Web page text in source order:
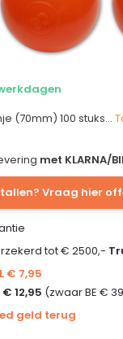
(70mm) 100 stuks...
met KLARNA/
Vraag hier
tot € 2500,-
€ 7,95
€ 12,95 (zwaar BE €
geld terug